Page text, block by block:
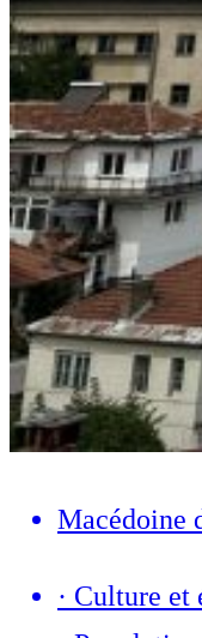
Macédoine
· Culture et